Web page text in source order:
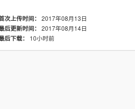
次上传时间： 2017年08月13日
后更新时间： 2017年08月14日
后下载：
10小时前